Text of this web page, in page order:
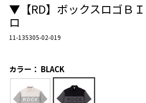
▼【RD】ボックスロゴＢ
ロ
11-135305-02-019
カラー： BLACK